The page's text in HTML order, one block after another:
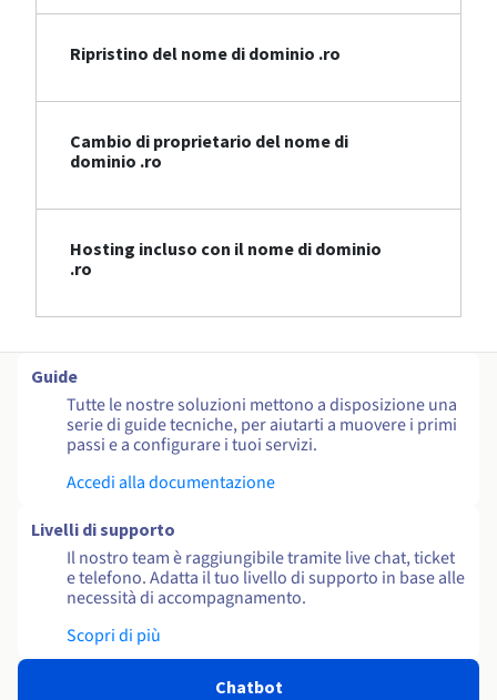
Ripristino del nome di dominio .ro
Cambio di proprietario del nome di
dominio .ro
Hosting incluso con il nome di dominio
.ro
Guide
Tutte le nostre soluzioni mettono a disposizione una
serie di guide tecniche, per aiutarti a muovere i primi
passi e a configurare i tuoi servizi.
Accedi alla documentazione
Livelli di supporto
Il nostro team è raggiungibile tramite live chat, ticket
e telefono. Adatta il tuo livello di supporto in base alle
necessità di accompagnamento.
Scopri di più
Chatbot